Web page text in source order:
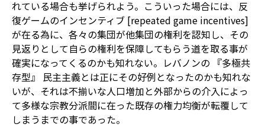
れている場合も挙げられよう。こういった場合には、反
復ゲームのインセンティブ [repeated game incentives]
が在る為に、各々の集団が他集団の権利を認知し、その
見返りとして自らの権利を保障してもらう道を取る事が
確実になってくるのかも知れない。レバノンの 『多極共
存型』 民主主義とは正にその好例となったのかも知れな
いが、それは不揃いな人口増加と外部からの介入によっ
て多様な宗教分派間に在った既存の権力均衡が転覆して
しまうまでの事であった。